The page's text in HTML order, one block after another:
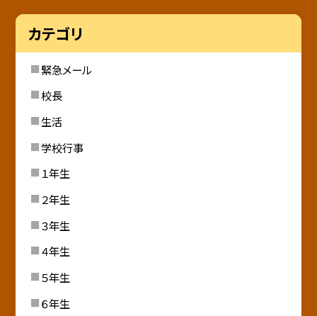
カテゴリ
緊急メール
校長
生活
学校行事
１年生
２年生
３年生
４年生
５年生
６年生